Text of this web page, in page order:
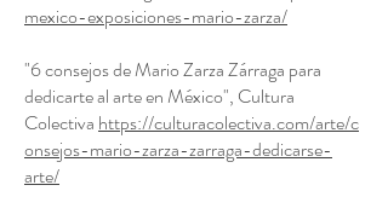
mexico-exposiciones-mario-zarza/
"6 consejos de Mario Zarza Zárraga para
dedicarte al arte en México", Cultura
Colectiva https://culturacolectiva.com/arte/c
onsejos-mario-zarza-zarraga-dedicarse-
arte/